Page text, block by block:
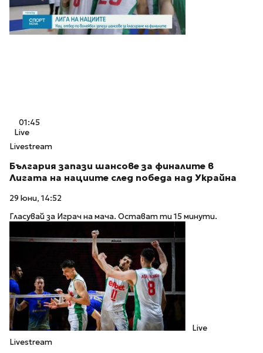
01:45
Live
Livestream
България запази шансове за финалите в
Лигата на нациите след победа над Украйна
29 юни, 14:52
Гласувай за Играч на мача. Остават ти 15 минути.
Live
Livestream